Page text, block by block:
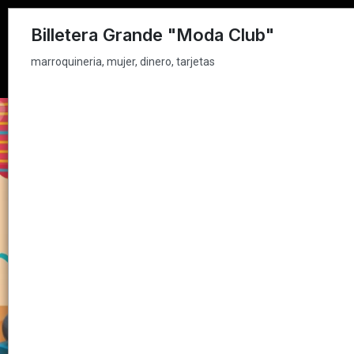
marroquineria, mujer, dinero, tarjetas
Billetera Grande "Moda Club"
marroquineria, mujer, dinero, tarjetas